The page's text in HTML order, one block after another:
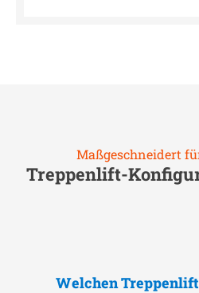
Maßgeschneidert
Treppenlift-
Welchen